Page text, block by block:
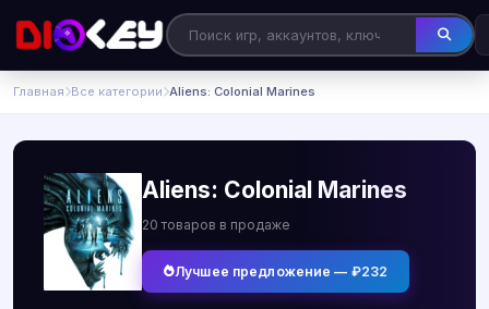
Главная Все категории Aliens: Colonial Marines
Aliens: Colonial Marines
20 товаров в продаже
Лучшее предложение — ₽232